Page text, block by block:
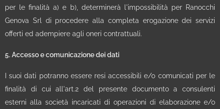
per le finalità a) e b), determinerà l'impossibilità per Ranocchi
Genova Srl di procedere alla completa erogazione dei servizi
offerti ed adempiere agli oneri contrattuali.
5. Accesso e comunicazione dei dati
I suoi dati potranno essere resi accessibili e/o comunicati per le
finalità di cui all'art.2 del presente documento a consulenti
esterni alla società incaricati di operazioni di elaborazione e/o